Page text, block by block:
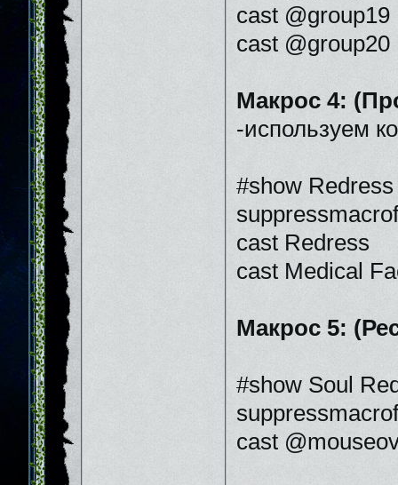
cast @group19
cast @group20
Макрос 4:
-используем
#show Redress
cast Redress
cast Medical
Макрос 5:
#show Soul
cast